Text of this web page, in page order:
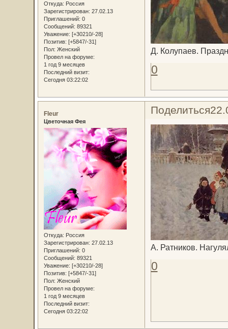
Откуда: Россия
Зарегистрирован: 27.02.13
Приглашений: 0
Сообщений: 89321
Уважение: [+30210/-28]
Позитив: [+5847/-31]
Пол: Женский
Провел на форуме:
1 год 9 месяцев
Последний визит:
Сегодня 03:22:02
Д. Колупаев.
0
Поделиться
Fleur
Цветочная Фея
Откуда: Россия
Зарегистрирован: 27.02.13
Приглашений: 0
Сообщений: 89321
Уважение: [+30210/-28]
Позитив: [+5847/-31]
Пол: Женский
Провел на форуме:
1 год 9 месяцев
Последний визит:
Сегодня 03:22:02
А. Ратников.
0